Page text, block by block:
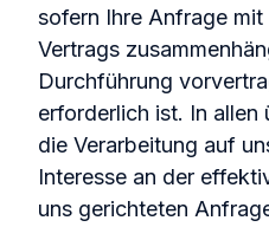
sofern Ihre Anfrage
Vertrags
Durchführung
erforderlich ist. In allen
die Verarbeitung auf
Interesse an der
uns gerichteten